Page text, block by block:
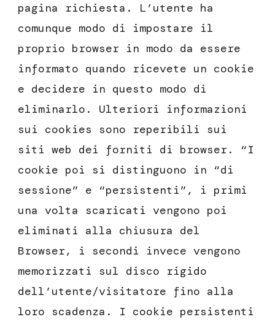
pagina richiesta. L’utente ha
comunque modo di impostare il
proprio browser in modo da essere
informato quando ricevete un cookie
e decidere in questo modo di
eliminarlo. Ulteriori informazioni
sui cookies sono reperibili sui
siti web dei forniti di browser. “I
cookie poi si distinguono in “di
sessione” e “persistenti”, i primi
una volta scaricati vengono poi
eliminati alla chiusura del
Browser, i secondi invece vengono
memorizzati sul disco rigido
dell’utente/visitatore fino alla
loro scadenza. I cookie persistenti